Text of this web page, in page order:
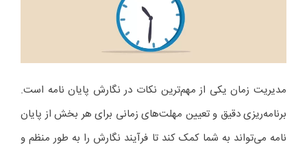
مدیریت زمان یکی از مهم‌ترین نکات در نگارش پایان نامه است.
برنامه‌ریزی دقیق و تعیین مهلت‌های زمانی برای هر بخش از پایان
نامه می‌تواند به شما کمک کند تا فرآیند نگارش را به طور منظم و